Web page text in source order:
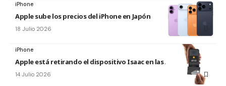
iPhone
Apple sube los precios del iPhone en Japón
18 Julio 2026
iPhone
Apple está retirando el dispositivo Isaac en las Apple Store
14 Julio 2026